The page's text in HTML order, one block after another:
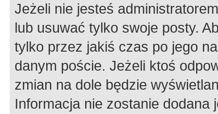
Jeżeli nie jesteś
lub usuwać tylko swoje posty.
tylko przez jakiś czas po jego
danym poście. Jeżeli ktoś
zmian na dole będzie
Informacja nie zostanie dodana